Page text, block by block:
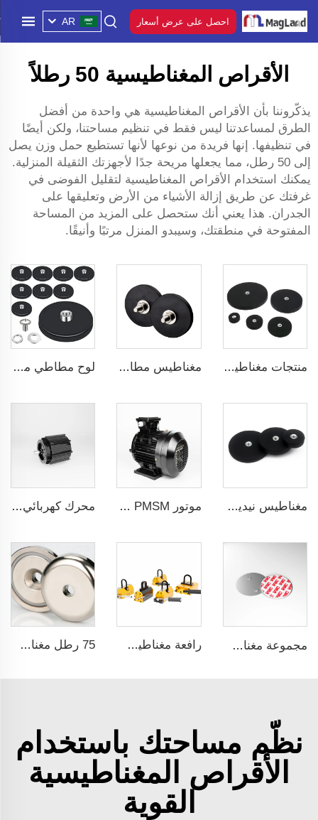
احصل على عرض أسعار AR
الأقراص المغناطيسية 50 رطلاً
يذكّروننا بأن الأقراص المغناطيسية هي واحدة من أفضل
الطرق لمساعدتنا ليس فقط في تنظيم مساحتنا، ولكن أيضًا
في تنظيفها. إنها فريدة من نوعها لأنها تستطيع حمل وزن يصل
إلى 50 رطل، مما يجعلها مريحة جدًا لأجهزتك الثقيلة المنزلية.
يمكنك استخدام الأقراص المغناطيسية لتقليل الفوضى في
غرفتك عن طريق إزالة الأشياء من الأرض وتعليقها على
الجدران. هذا يعني أنك ستحصل على المزيد من المساحة
المفتوحة في منطقتك، وسيبدو المنزل مرتبًا وأنيقًا.
منتجات مغناطيسية للاستخدام في حوامل تركيب مستشعرات الإشارات داخل السيارة مغناطيسات 88 مم خيط أنثى مسطح داخلي مغناطيس مطاطي لأبواب حراسة الآلات 66 مم خيط ذكر لوح مطاطي مغناطيسي لحمل أدوات الإصلاح عبر الجذب المغناطيسي بخيط دائري مُحدب مقاس 66 مم
مغناطيس نيديميوم للاستخدام في أدوات محاذاة المغناطيس خلال تطبيق لف سيارات باللون المغناطيسي، موردو مغناطيس بخيط داخلي مسطح مقاس 66 مم موتور PMSM المُتحكم في تردده 5.5 كيلوواط - 110 كيلوواط محرك كهربائي لمشعاع ضغط سلبي 0.55ك و-2.2ك و
مجموعة مغناطيسية عالية الجودة قطر 40 حامل سريع التثبيت لمغناطيس جهاز إنذار炯oke رافعة مغناطيسية مقاومة بوزن 1000 كجم معتمدة وفق شهادة CE 75 رطل مغناطيس مسمار مضاد المستخدم كحامل أدوات وأقفال الأبواب مغناطيس كوب نيووديميوم
نظّم مساحتك باستخدام
الأقراص المغناطيسية
القوية